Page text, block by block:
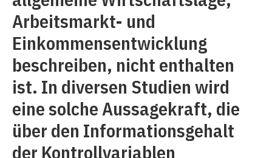
Arbeitsmarkt- und
Einkommensentwicklung
beschreiben, nicht enthalten
ist. In diversen Studien wird
eine solche Aussagekraft, die
über den Informationsgehalt
der Kontrollvariablen